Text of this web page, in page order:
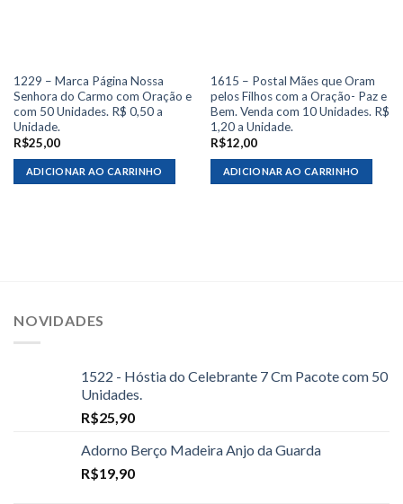
1229 – Marca Página Nossa
Senhora do Carmo com Oração e
com 50 Unidades. R$ 0,50 a
Unidade.
R$25,00
ADICIONAR AO CARRINHO
1615 – Postal Mães que Oram
pelos Filhos com a Oração- Paz e
Bem. Venda com 10 Unidades. R$
1,20 a Unidade.
R$12,00
ADICIONAR AO CARRINHO
NOVIDADES
1522 - Hóstia do Celebrante 7 Cm Pacote com 50
Unidades.
R$25,90
Adorno Berço Madeira Anjo da Guarda
R$19,90